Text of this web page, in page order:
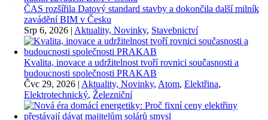
ČAS rozšířila Datový standard stavby a dokončila další milník
zavádění BIM v Česku
Srp 6, 2026 | Aktuality, Novinky, Stavebnictví
Kvalita, inovace a udržitelnost tvoří rovnici současnosti a
budoucnosti společnosti PRAKAB
Čvc 29, 2026 | Aktuality, Novinky, Atom, Elektřina,
Elektrotechnický, Železniční